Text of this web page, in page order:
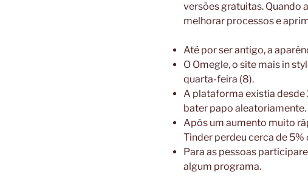
versões gratuitas. Quando
melhorar processos e
Até por ser antigo, a
O Omegle, o site mais in
quarta-feira (8).
A plataforma existia desde
bater papo aleatoriamente.
Após um aumento muito
Tinder perdeu cerca de
Para as pessoas
algum programa.